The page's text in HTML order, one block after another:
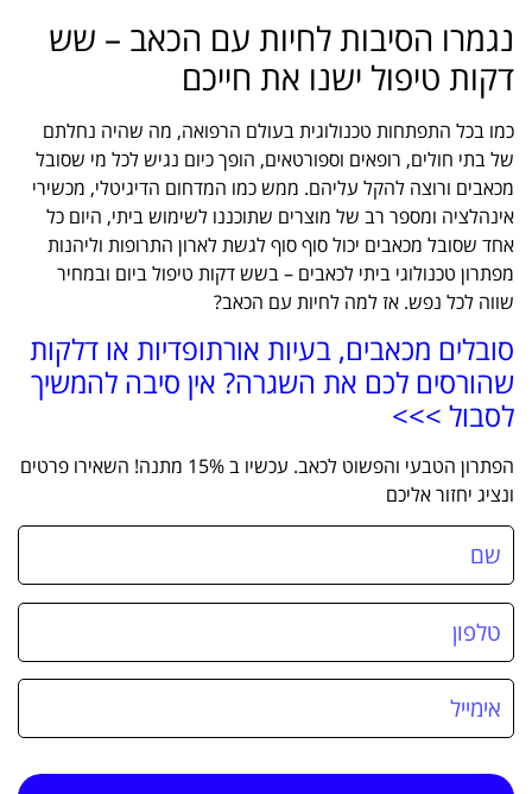
נגמרו הסיבות לחיות עם הכאב – שש
דקות טיפול ישנו את חייכם
כמו בכל התפתחות טכנולוגית בעולם הרפואה, מה שהיה נחלתם
של בתי חולים, רופאים וספורטאים, הופך כיום נגיש לכל מי שסובל
מכאבים ורוצה להקל עליהם. ממש כמו המדחום הדיגיטלי, מכשירי
אינהלציה ומספר רב של מוצרים שתוכננו לשימוש ביתי, היום כל
אחד שסובל מכאבים יכול סוף סוף לגשת לארון התרופות וליהנות
מפתרון טכנולוגי ביתי לכאבים – בשש דקות טיפול ביום ובמחיר
שווה לכל נפש. אז למה לחיות עם הכאב?
סובלים מכאבים, בעיות אורתופדיות או דלקות
שהורסים לכם את השגרה? אין סיבה להמשיך
לסבול >>>
הפתרון הטבעי והפשוט לכאב. עכשיו ב 15% מתנה! השאירו פרטים
ונציג יחזור אליכם